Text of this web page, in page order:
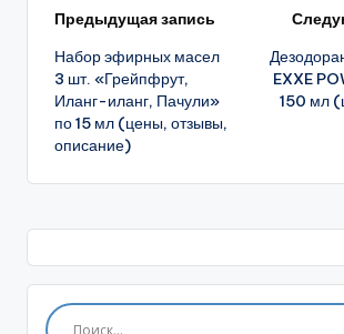
Навигация
записи
Предыдущая запись
Набор эфирных масел
3 шт. «Грейпфрут,
Иланг-иланг, Пачули»
по 15 мл (цены, отзывы,
описание)
EXXE
150 мл